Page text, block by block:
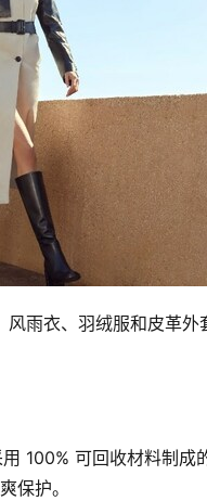
雨衣、羽绒服和皮革
100% 可回收材料制
保护。